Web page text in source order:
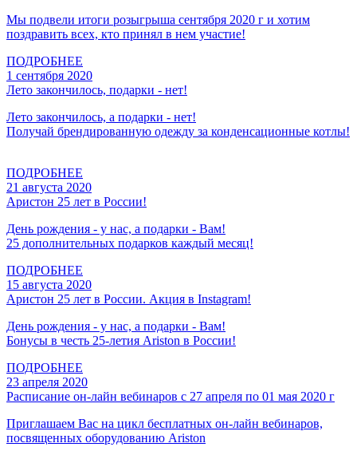
Мы подвели итоги розыгрыша сентября 2020 г и хотим
поздравить всех, кто принял в нем участие!
ПОДРОБНЕЕ
1 сентября 2020
Лето закончилось, подарки - нет!
Лето закончилось, а подарки - нет!
Получай брендированную одежду за конденсационные котлы!
ПОДРОБНЕЕ
21 августа 2020
Аристон 25 лет в России!
День рождения - у нас, а подарки - Вам!
25 дополнительных подарков каждый месяц!
ПОДРОБНЕЕ
15 августа 2020
Аристон 25 лет в России. Акция в Instagram!
День рождения - у нас, а подарки - Вам!
Бонусы в честь 25-летия Ariston в России!
ПОДРОБНЕЕ
23 апреля 2020
Расписание он-лайн вебинаров с 27 апреля по 01 мая 2020 г
Приглашаем Вас на цикл бесплатных он-лайн вебинаров,
посвященных оборудованию Ariston